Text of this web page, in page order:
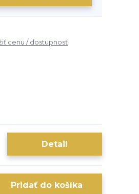
cenu / dostupnosť
Detail
Pridať do košíka